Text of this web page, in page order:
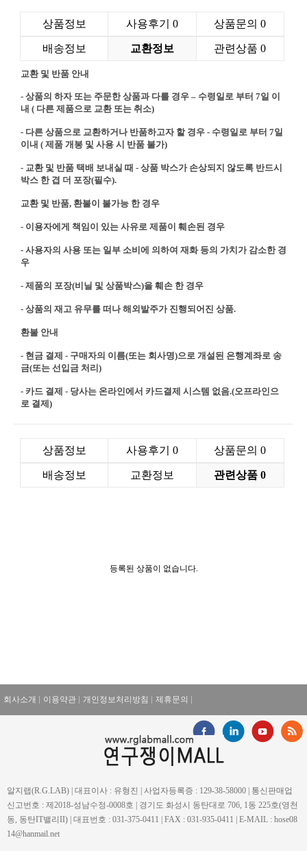
상품정보 사용후기 0 상품문의0
배송정보 교환정보 관련상품0
교환 및 반품 안내
- 상품의 하자 또는 주문한 상품과 다를 경우 – 수령일로 부터 7일 이
내 ( 다른 제품으로 교환 또는 취소)
- 다른 상품으로 교환하거나 반품하고자 할 경우 - 수령일로 부터 7일
이내 ( 제품 개봉 및 사용 시 반품 불가)
- 교환 및 반품 택배 보내실 때 - 상품 박스가 손상되지 않도록 반드시
박스 한 겹 더 포장(필수).
교환 및 반품, 환불이 불가능 한 경우
- 이용자에게 책임이 있는 사유로 제품이 훼손된 경우
- 사용자의 사용 또는 일부 소비에 의하여 재화 등의 가치가 감소한 경
우
- 제품의 포장(비닐 및 상품박스)을 훼손 한 경우
- 상품의 재고 유무를 떠나 해외발주가 진행되어진 상품.
환불 안내
- 현금 결제 - 구매자의 이름(또는 회사명)으로 개설된 은행계좌로 송
금(또는 선입금 처리)
- 카드 결제 - 당사는 온라인에서 카드결제 시스템 없음.(오프라인으
로 결제)
상품정보 사용후기 0 상품문의0
배송정보 교환정보 관련상품0
등록된 상품이 없습니다.
회사소개 이용약관 개인정보처리방침 제휴문의
알지랩(R.G.LAB) | 대표이사 : 유형진 | 사업자등록증 : 129-38-58000 | 통신판매업
신고번호 : 제2018-성남수정-0008호 | 경기도 화성시 동탄대로 706, 1동 225호(영천
동, 동탄IT밸리II) | 대표번호 : 031-375-0411 | FAX : 031-935-0411 | E-MAIL : hose08
14@hanmail.net